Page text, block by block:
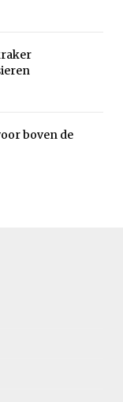
boven de